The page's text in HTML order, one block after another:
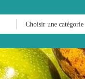
Choisir une catégorie